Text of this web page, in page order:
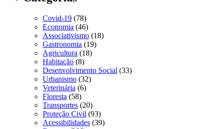
Covid-19 (78)
Economia (46)
Associativismo (18)
Gastronomia (19)
Agricultura (18)
Habitação (8)
Desenvolvimento Social (33)
Urbanismo (32)
Veterinária (6)
Floresta (58)
Transportes (20)
Proteção Civil (93)
Acessibilidades (39)